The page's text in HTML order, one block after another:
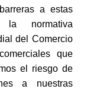
a estas
la normativa
del Comercio
que
el riesgo de
a nuestras